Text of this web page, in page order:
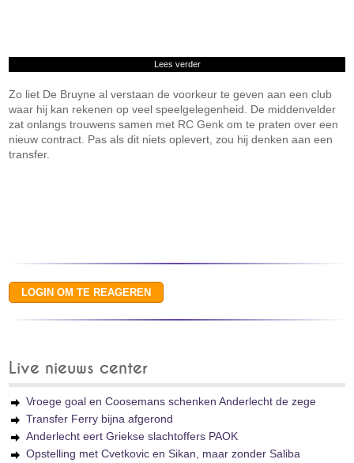
Lees verder
Zo liet De Bruyne al verstaan de voorkeur te geven aan een club
waar hij kan rekenen op veel speelgelegenheid. De middenvelder
zat onlangs trouwens samen met RC Genk om te praten over een
nieuw contract. Pas als dit niets oplevert, zou hij denken aan een
transfer.
Live nieuws center
Vroege goal en Coosemans schenken Anderlecht de zege
Transfer Ferry bijna afgerond
Anderlecht eert Griekse slachtoffers PAOK
Opstelling met Cvetkovic en Sikan, maar zonder Saliba